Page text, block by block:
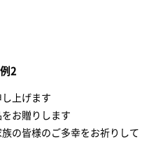
2
上げます
お贈りします
の皆様のご多幸をお祈りして